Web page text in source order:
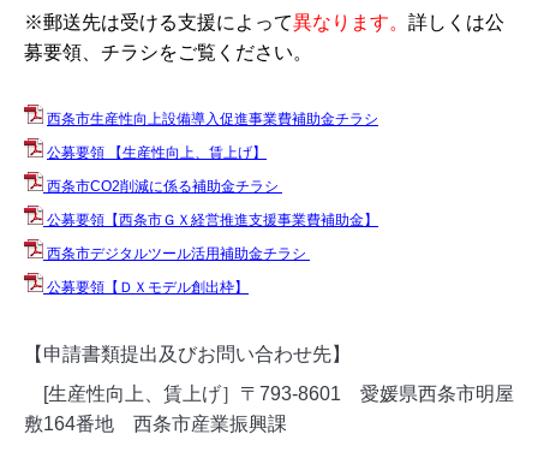
※郵送先は受ける支援によって異なります。 詳しくは公
募要領、チラシをご覧ください。
西条市生産性向上設備導入促進事業費補助金チラシ
公募要領 【生産性向上、賃上げ】
西条市CO2削減に係る補助金チラシ
公募要領【西条市ＧＸ経営推進支援事業費補助金】
西条市デジタルツール活用補助金チラシ
公募要領【ＤＸモデル創出枠】
【申請書類提出及びお問い合わせ先】
[生産性向上、賃上げ］〒793-8601 愛媛県西条市明屋
敷164番地 西条市産業振興課